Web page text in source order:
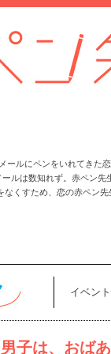
ールにペンをいれてきた
ルは数知れず。赤ペン先
くすため、恋の赤ペン先
イベン
男子は、おば